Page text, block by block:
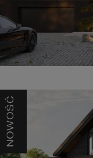
NOWOŚĆ